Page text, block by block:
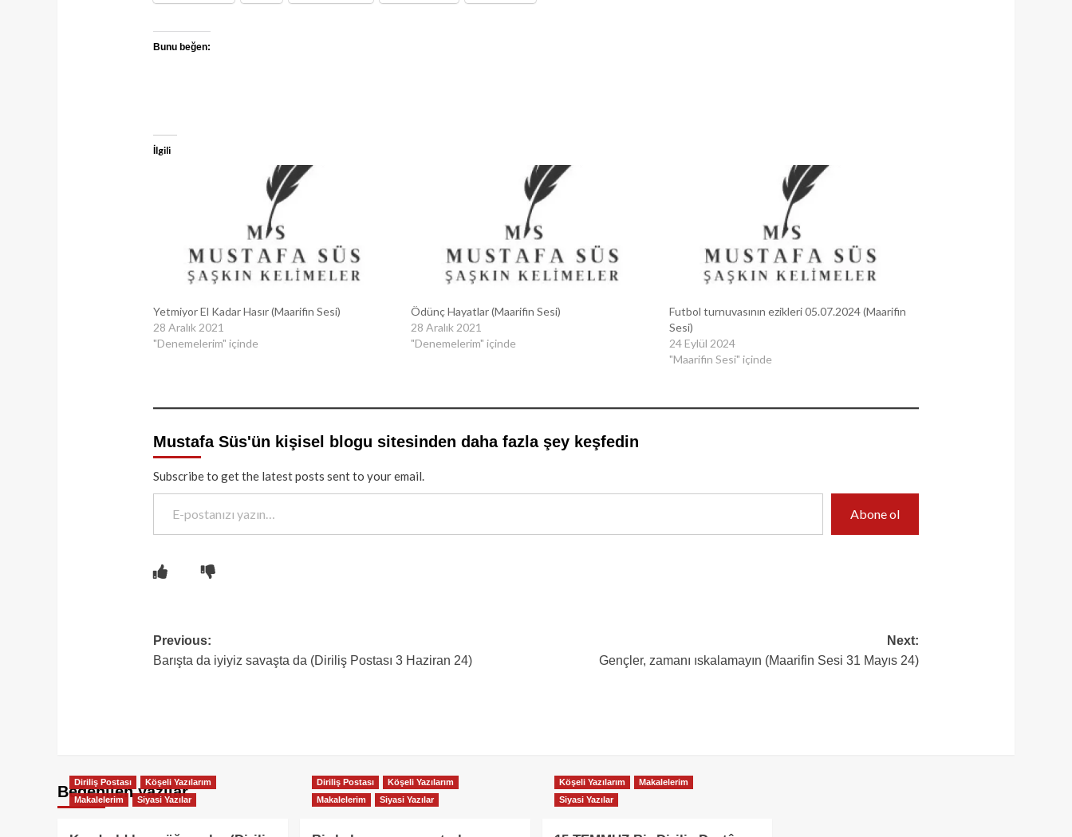
Bunu beğen:
İlgili
Yetmiyor El Kadar Hasır (Maarifin Sesi)
28 Aralık 2021
"Denemelerim" içinde
Ödünç Hayatlar (Maarifin Sesi)
28 Aralık 2021
"Denemelerim" içinde
Futbol turnuvasının ezikleri 05.07.2024 (Maarifin
Sesi)
24 Eylül 2024
"Maarifin Sesi" içinde
Mustafa Süs'ün kişisel blogu sitesinden daha fazla şey keşfedin
Subscribe to get the latest posts sent to your email.
E-postanızı yazın…
Abone ol
Post
navigation
Previous:
Barışta da iyiyiz savaşta da (Diriliş Postası 3 Haziran 24)
Next:
Gençler, zamanı ıskalamayın (Maarifin Sesi 31 Mayıs 24)
Beğenilen yazılar
Diriliş Postası
Köşeli Yazılarım
Makalelerim
Siyasi Yazılar
Diriliş Postası
Köşeli Yazılarım
Makalelerim
Siyasi Yazılar
Köşeli Yazılarım
Makalelerim
Siyasi Yazılar